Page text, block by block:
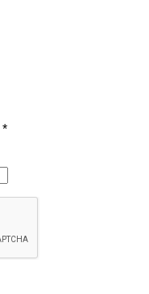
*Erforderlich